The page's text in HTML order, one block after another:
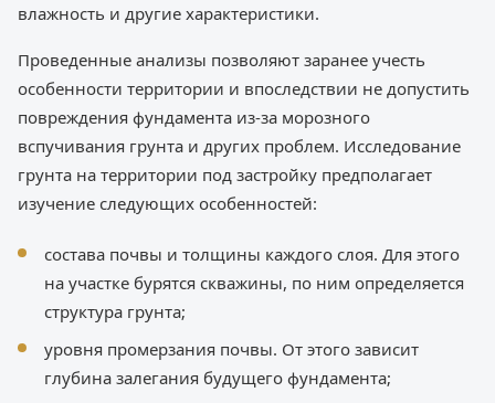
влажность и другие характеристики.
Проведенные анализы позволяют заранее учесть
особенности территории и впоследствии не допустить
повреждения фундамента из-за морозного
вспучивания грунта и других проблем. Исследование
грунта на территории под застройку предполагает
изучение следующих особенностей:
состава почвы и толщины каждого слоя. Для этого
на участке бурятся скважины, по ним определяется
структура грунта;
уровня промерзания почвы. От этого зависит
глубина залегания будущего фундамента;